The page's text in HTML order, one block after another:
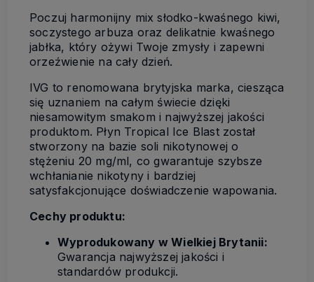
Poczuj harmonijny mix słodko-kwaśnego kiwi,
soczystego arbuza oraz delikatnie kwaśnego
jabłka, który ożywi Twoje zmysły i zapewni
orzeźwienie na cały dzień.
IVG to renomowana brytyjska marka, ciesząca
się uznaniem na całym świecie dzięki
niesamowitym smakom i najwyższej jakości
produktom. Płyn Tropical Ice Blast został
stworzony na bazie soli nikotynowej o
stężeniu 20 mg/ml, co gwarantuje szybsze
wchłanianie nikotyny i bardziej
satysfakcjonujące doświadczenie wapowania.
Cechy produktu:
Wyprodukowany w Wielkiej Brytanii:
Gwarancja najwyższej jakości i
standardów produkcji.